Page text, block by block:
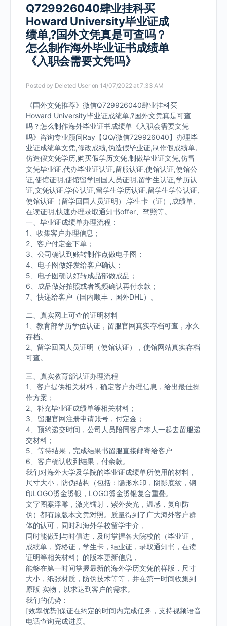
Q729926040肆业挂科买
Howard University毕业证成
绩单,?国外文凭真是可查吗？
怎么制作海外毕业证书成绩单
《入职会需要文凭吗》
Posted by Deleted User on 14/07/2022 at 7:33 AM
《国外文凭推荐》微信Q729926040肆业挂科买
Howard University毕业证成绩单,?国外文凭真是可查
吗？怎么制作海外毕业证书成绩单《入职会需要文凭
吗》咨询专业顾问Ray【QQ/微信729926040】办理毕
业证成绩单文凭,修改成绩,伪造假毕业证,制作假成绩单,
仿造假文凭学历,购买假学历文凭,制做毕业证文凭,仿冒
文凭毕业证,代办毕业证认证,留服认证,使馆认证,使馆公
证,使馆证明,使馆留学回国人员证明,留学生认证,学历认
证,文凭认证,学位认证,留学生学历认证,留学生学位认证,
使馆认证（留学回国人员证明）,学生卡（证）,成绩单,
在读证明,快速办理录取通知书offer、驾照等。
一、毕业证成绩单办理流程：
1、收集客户办理信息；
2、客户付定金下单；
3、公司确认到账转制作点做电子图；
4、电子图做好发给客户确认；
5、电子图确认好转成品部做成品；
6、成品做好拍照或者视频确认再付余款；
7、快递给客户（国内顺丰，国外DHL）。
二、真实网上可查的证明材料
1、教育部学历学位认证，留服官网真实存档可查，永久
存档。
2、留学回国人员证明（使馆认证），使馆网站真实存档
可查。
三、真实教育部认证办理流程
1、客户提供相关材料，确定客户办理信息，给出最佳操
作方案；
2、补充毕业证成绩单等相关材料；
3、留服官网注册申请账号，付定金；
4、预约递交时间，公司人员陪同客户本人一起去留服递
交材料；
5、等待结果，完成结果书留服直接邮寄给客户
6、客户确认收到结果，付余款。
我们对海外大学及学院的毕业证成绩单所使用的材料，
尺寸大小，防伪结构（包括：隐形水印，阴影底纹，钢
印LOGO烫金烫银，LOGO烫金烫银复合重叠。
文字图案浮雕，激光镭射，紫外荧光，温感，复印防
伪）都有原版本文凭对照。质量得到了广大海外客户群
体的认可，同时和海外学校留学中介，
同时能做到与时俱进，及时掌握各大院校的（毕业证，
成绩单，资格证，学生卡，结业证，录取通知书，在读
证明等相关材料）的版本更新信息，
能够在第一时间掌握最新的海外学历文凭的样版，尺寸
大小，纸张材质，防伪技术等等，并在第一时间收集到
原版 实物，以求达到客户的需求。
我们的优势：
[效率优势]保证在约定的时间内完成任务，支持视频语音
电话查询完成进度。